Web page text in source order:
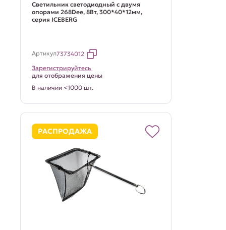
Светильник светодиодный с двумя
опорами 268Dee, 8Вт, 300*40*12мм,
серия ICEBERG
Артикул73734012
Зарегистрируйтесь
для отображения цены
В наличии <1000 шт.
РАСПРОДАЖА